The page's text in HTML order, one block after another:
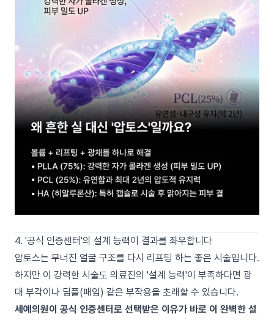
4. '공식 인증센터'의 설계 능력이 결과를 좌우합니다
압토스는 무너진 얼굴 구조를 다시 리프팅 하는 좋은 시술입니다.
하지만 이 강력한 시술도 의료진의 '설계 능력'이 부족하다면 광
대 부각이나 딤플(패임) 같은 부작용을 초래할 수 있습니다.
세예의원이 공식 인증센터로 선택받은 이유가 바로 이 완벽한 설